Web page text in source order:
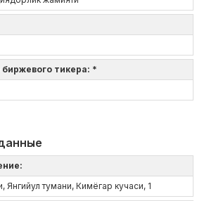
тикера: *
Янгийул тумани, Кимёгар кучаси, 1